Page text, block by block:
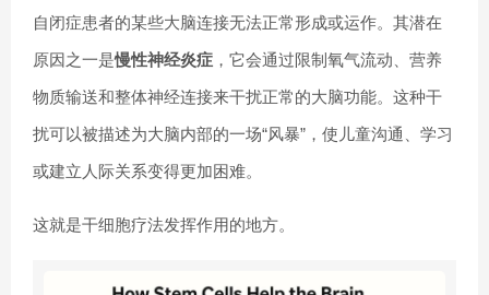
自闭症患者的某些大脑连接无法正常形成或运作。其潜在
原因之一是慢性神经炎症 ，它会通过限制氧气流动、营养
物质输送和整体神经连接来干扰正常的大脑功能。这种干
扰可以被描述为大脑内部的一场“风暴”，使儿童沟通、学习
或建立人际关系变得更加困难。
这就是干细胞疗法发挥作用的地方。